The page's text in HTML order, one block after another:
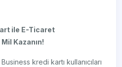
ile E-Ticaret
Kazanın!
kredi kartı kullanıcıları